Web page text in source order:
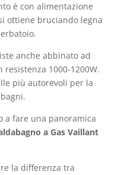
è con alimentazione
ottiene bruciando legna
anche abbinato ad
1000-1200W.
più autorevoli per la
a fare una panoramica
a Gas Vaillant
la differenza tra